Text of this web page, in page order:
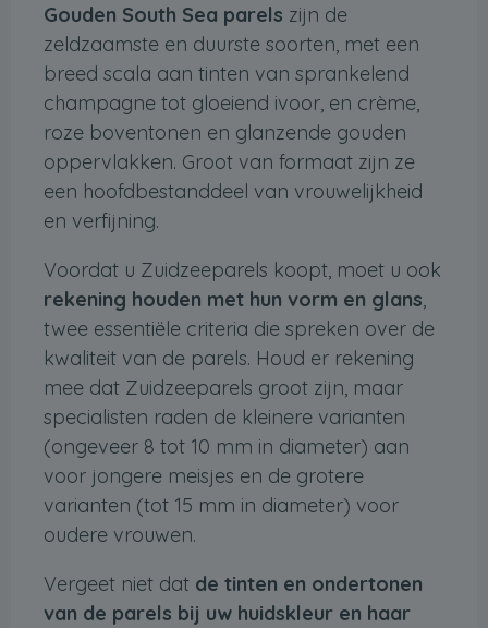
Gouden South Sea parels zijn de
zeldzaamste en duurste soorten, met een
breed scala aan tinten van sprankelend
champagne tot gloeiend ivoor, en crème,
roze boventonen en glanzende gouden
oppervlakken. Groot van formaat zijn ze
een hoofdbestanddeel van vrouwelijkheid
en verfijning.
Voordat u Zuidzeeparels koopt, moet u ook
rekening houden met hun vorm en glans,
twee essentiële criteria die spreken over de
kwaliteit van de parels. Houd er rekening
mee dat Zuidzeeparels groot zijn, maar
specialisten raden de kleinere varianten
(ongeveer 8 tot 10 mm in diameter) aan
voor jongere meisjes en de grotere
varianten (tot 15 mm in diameter) voor
oudere vrouwen.
Vergeet niet dat de tinten en ondertonen
van de parels bij uw huidskleur en haar